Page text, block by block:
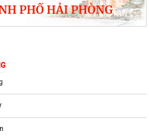
AN KÝ KẾT CHƯƠNG TRÌNH KẾT NGHĨA, HỢP